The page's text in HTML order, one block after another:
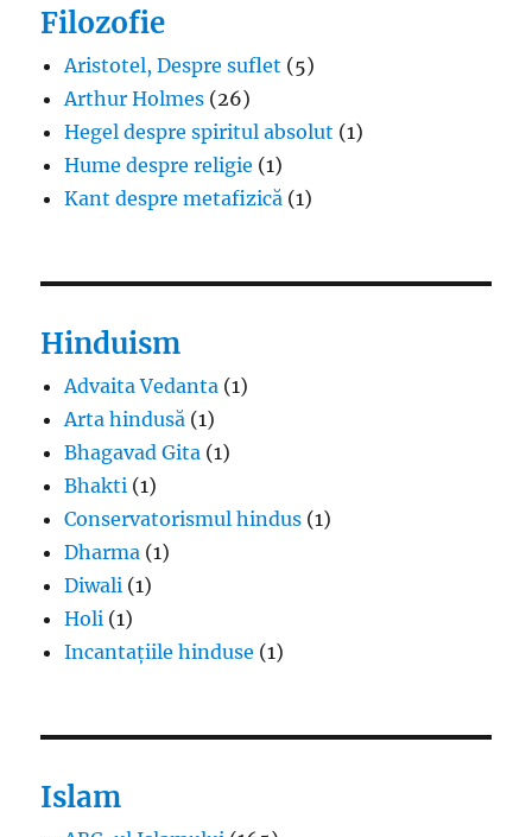
Filozofie
Aristotel, Despre suflet (5)
Arthur Holmes (26)
Hegel despre spiritul absolut (1)
Hume despre religie (1)
Kant despre metafizică (1)
Hinduism
Advaita Vedanta (1)
Arta hindusă (1)
Bhagavad Gita (1)
Bhakti (1)
Conservatorismul hindus (1)
Dharma (1)
Diwali (1)
Holi (1)
Incantațiile hinduse (1)
Islam